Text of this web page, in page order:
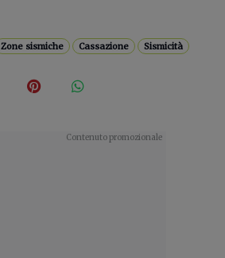
Zone sismiche Cassazione Sismicità